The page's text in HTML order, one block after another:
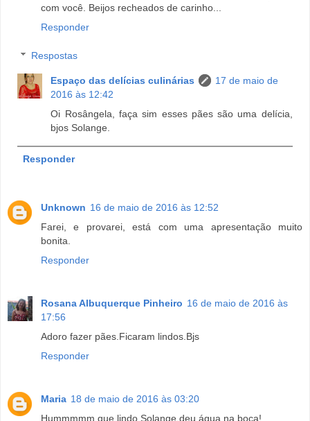
com você. Beijos recheados de carinho...
Responder
Respostas
Espaço das delícias culinárias
17 de maio de
2016 às 12:42
Oi Rosângela, faça sim esses pães são uma delícia,
bjos Solange.
Responder
Unknown 16 de maio de 2016 às 12:52
Farei, e provarei, está com uma apresentação muito
bonita.
Responder
Rosana Albuquerque Pinheiro 16 de maio de 2016 às
17:56
Adoro fazer pães.Ficaram lindos.Bjs
Responder
Maria 18 de maio de 2016 às 03:20
Hummmmm que lindo Solange,deu água na boca!